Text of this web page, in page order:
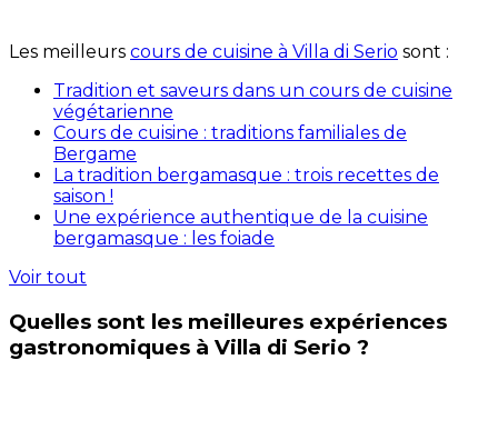
Les meilleurs cours de cuisine à Villa di Serio sont :
Tradition et saveurs dans un cours de cuisine
végétarienne
Cours de cuisine : traditions familiales de
Bergame
La tradition bergamasque : trois recettes de
saison !
Une expérience authentique de la cuisine
bergamasque : les foiade
Voir tout
Quelles sont les meilleures expériences
gastronomiques à Villa di Serio ?